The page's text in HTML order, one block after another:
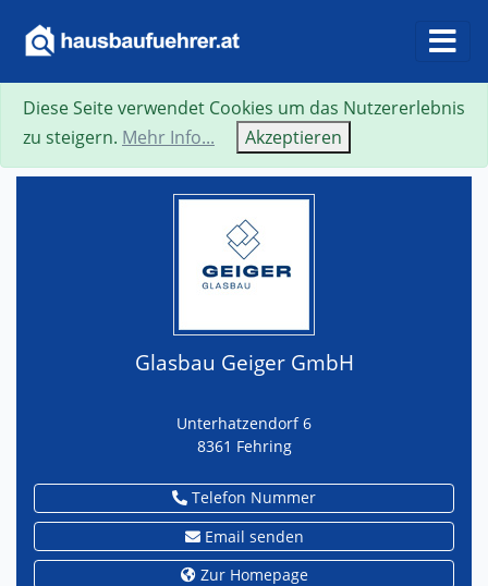
Suche Neue Suche Zurück
Glasbau Geiger GmbH
Unterhatzendorf 6
8361 Fehring
Telefon Nummer
Email senden
Zur Homepage
Diese Seite verwendet Cookies um das Nutzererlebnis
zu steigern. Mehr Info... Akzeptieren